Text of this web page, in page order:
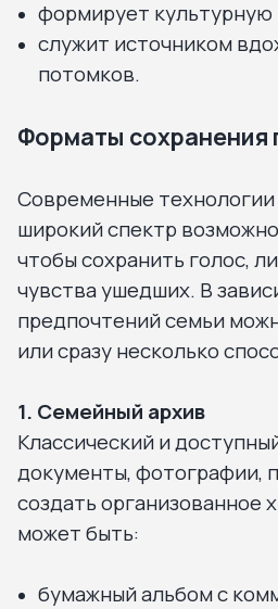
формирует
служит источником
потомков.
Форматы сохранения
Современные
широкий спектр
чтобы сохранить голос,
чувства ушедших. В
предпочтений семьи
или сразу несколько
1. Семейный архив
Классический и
документы, фотографии,
создать организованное
может быть:
бумажный альбом с